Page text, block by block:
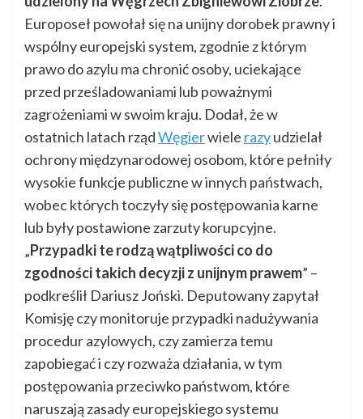
Europoseł powołał się na unijny dorobek prawny i
wspólny europejski system, zgodnie z którym
prawo do azylu ma chronić osoby, uciekające
przed prześladowaniami lub poważnymi
zagrożeniami w swoim kraju. Dodał, że w
ostatnich latach rządWęgierwiele razyudzielał
ochrony międzynarodowej osobom, które pełniły
wysokie funkcje publiczne w innych państwach,
wobec których toczyły się postępowania karne
lub były postawione zarzuty korupcyjne.
„Przypadki te rodzą wątpliwości co do
zgodności takich decyzji z unijnym prawem” –
podkreślił Dariusz Joński. Deputowany zapytał
Komisję czy monitoruje przypadki nadużywania
procedur azylowych, czy zamierza temu
zapobiegać i czy rozważa działania, w tym
postępowania przeciwko państwom, które
naruszają zasady europejskiego systemu